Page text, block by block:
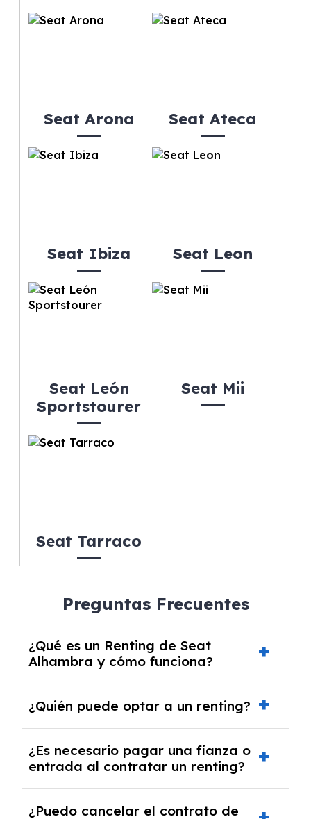
Seat Arona Seat Ateca
Seat Ibiza Seat Leon
Seat León
Sportstourer
Seat Mii
Seat Tarraco
Preguntas Frecuentes
¿Qué es un Renting de Seat
Alhambra y cómo funciona?
ElRenting de Seat Alhambraes una
preocuparse por los gastos asociados a su
mantenimiento. Este servicio incluye, dentro
de las cuotas mensuales, todos los costos
relacionados con reparaciones,
¿Quién puede optar a un renting?
El rentingestá disponible paraparticulares,
autónomos y empresas. Los particulares
económica. Los autónomos necesitan al
¿Es necesario pagar una fianza o
entrada al contratar un renting?
En nuestrorenting, generalmente no se
¿Puedo cancelar el contrato de